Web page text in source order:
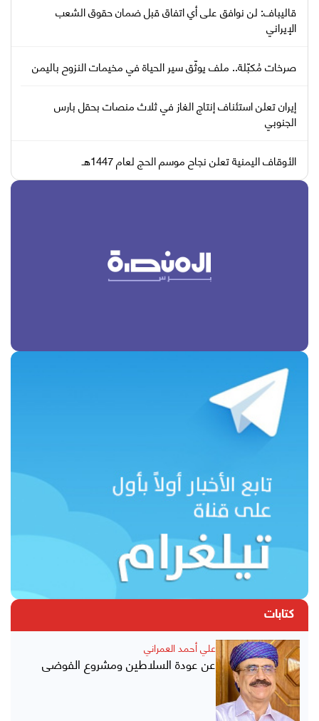
قاليباف: لن نوافق على أي اتفاق قبل ضمان حقوق الشعب
الإيراني
صرخات مُكبّلة.. ملف يوثّق سير الحياة في مخيمات النزوح باليمن
إيران تعلن استئناف إنتاج الغاز في ثلاث منصات بحقل بارس
الجنوبي
الأوقاف اليمنية تعلن نجاح موسم الحج لعام 1447هـ
كتابات
علي أحمد العمراني
عن عودة السلاطين ومشروع الفوضى